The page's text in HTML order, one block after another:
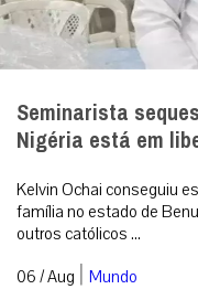
Seminarista
Nigéria está em
Kelvin Ochai conseguiu
família no estado de
outros católicos ...
06 / Aug | Mundo